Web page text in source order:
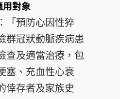
用對象
「預防心因性猝
群冠狀動脈疾病患
查及適當治療，包
塞、充血性心衰
倖存者及家族史